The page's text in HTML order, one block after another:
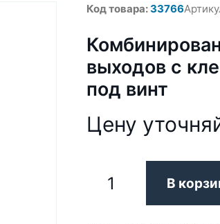
Код товара:33766
выходов с
под винт
Цену
В